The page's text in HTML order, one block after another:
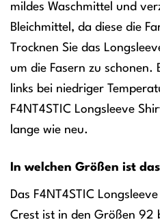
mildes Waschmittel und
Bleichmittel, da diese die
Trocknen Sie das
um die Fasern zu schonen.
links bei niedriger
F4NT4STIC Longsleeve
lange wie neu.
In welchen Größen ist
Das F4NT4STIC
Crest ist in den Größen 92